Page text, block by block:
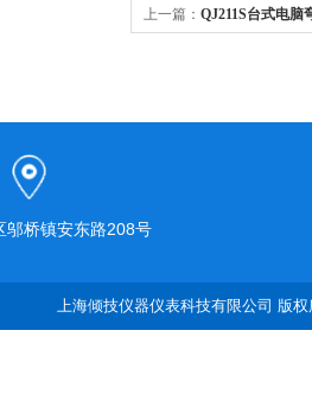
上一篇： QJ211S台式电脑
邬桥镇安东路208号
上海倾技仪器仪表科技有限公司 版